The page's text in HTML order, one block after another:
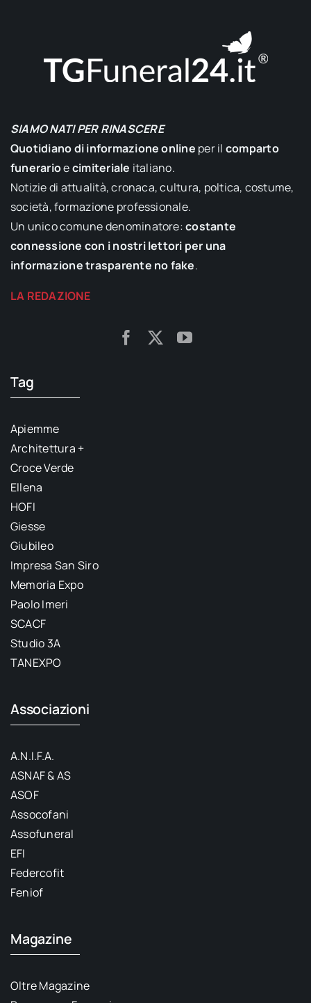
SIAMO NATI PER RINASCERE
Quotidiano di informazione online per il comparto
funerarioecimiteriale italiano.
Notizie di attualità, cronaca, cultura, poltica, costume,
società, formazione professionale.
Un unico comune denominatore:costante
connessione con i nostri lettori per una
informazione trasparente no fake.
LA REDAZIONE
Tag
Apiemme
Architettura +
Croce Verde
Ellena
HOFI
Giesse
Giubileo
Impresa San Siro
Memoria Expo
Paolo Imeri
SCACF
Studio 3A
TANEXPO
Associazioni
A.N.I.F.A.
ASNAF & AS
ASOF
Assocofani
Assofuneral
EFI
Federcofit
Feniof
Magazine
Oltre Magazine